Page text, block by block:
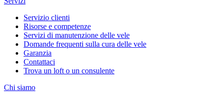
Servizio clienti
Risorse e competenze
Servizi di manutenzione delle vele
Domande frequenti sulla cura delle vele
Garanzia
Contattaci
Trova un loft o un consulente
Chi siamo